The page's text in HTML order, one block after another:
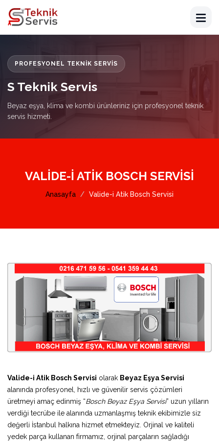
PROFESYONEL TEKNIK SERVIS
S Teknik Servis
Beyaz eşya, klima ve kombi ürünleriniz için profesyonel teknik
servis hizmeti.
VALIDE-I ATIK BOSCH SERVISI
Anasayfa Valide-i Atik Bosch Servisi
Valide-i Atik Bosch Servisi olarak Beyaz Eşya Servisi
alanında profesyonel, hızlı ve güvenilir servis çözümleri
üretmeyi amaç edinmiş “Bosch Beyaz Eşya Servisi” uzun yılların
verdiği tecrübe ile alanında uzmanlaşmış teknik ekibimizle siz
değerli İstanbul halkına hizmet etmekteyiz. Orjinal ve kaliteli
yedek parça kullanan firmamız, orjinal parçaların sağladığı